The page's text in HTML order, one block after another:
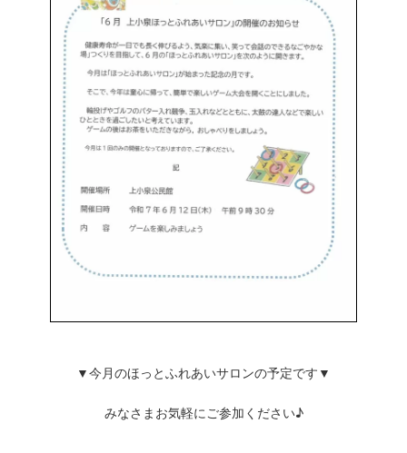
▼今月のほっとふれあいサロンの予定です▼
みなさまお気軽にご参加ください♪